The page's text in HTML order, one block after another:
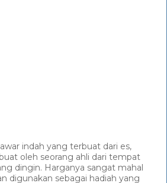
indah yang terbuat dari es,
oleh seorang ahli dari tempat
dingin. Harganya sangat mahal
digunakan sebagai hadiah yang